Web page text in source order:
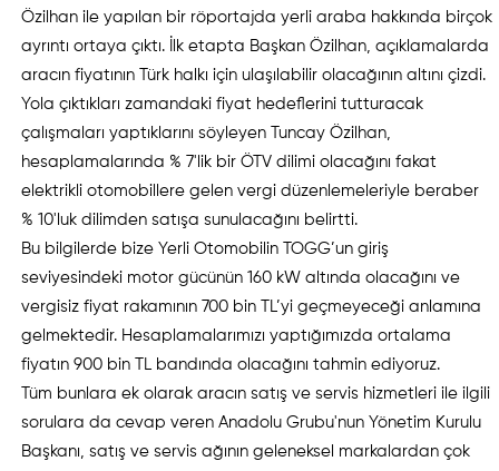
Özilhan ile yapılan bir röportajda yerli araba hakkında birçok
ayrıntı ortaya çıktı. İlk etapta Başkan Özilhan, açıklamalarda
aracın fiyatının Türk halkı için ulaşılabilir olacağının altını çizdi.
Yola çıktıkları zamandaki fiyat hedeflerini tutturacak
çalışmaları yaptıklarını söyleyen Tuncay Özilhan,
hesaplamalarında % 7'lik bir ÖTV dilimi olacağını fakat
elektrikli otomobillere gelen vergi düzenlemeleriyle beraber
% 10'luk dilimden satışa sunulacağını belirtti.
Bu bilgilerde bize Yerli Otomobilin TOGG’un giriş
seviyesindeki motor gücünün 160 kW altında olacağını ve
vergisiz fiyat rakamının 700 bin TL’yi geçmeyeceği anlamına
gelmektedir. Hesaplamalarımızı yaptığımızda ortalama
fiyatın 900 bin TL bandında olacağını tahmin ediyoruz.
Tüm bunlara ek olarak aracın satış ve servis hizmetleri ile ilgili
sorulara da cevap veren Anadolu Grubu'nun Yönetim Kurulu
Başkanı, satış ve servis ağının geleneksel markalardan çok